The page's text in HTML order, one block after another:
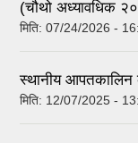
(चौथो अध्यावधिक
मिति: 07/24/2026 -
स्थानीय आपतकालिन
मिति: 12/07/2025 -